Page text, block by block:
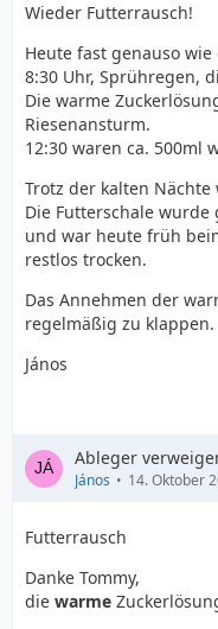
Wieder Futterrausch!
Heute fast genauso
8:30 Uhr, Sprühregen,
Die warme
Riesenansturm.
12:30 waren ca. 500ml
Trotz der kalten
Die Futterschale
und war heute früh
restlos trocken.
Das Annehmen der
regelmäßig zu klappen.
János
Ableger
János 14. Oktober
Futterrausch
Danke Tommy,
die warme